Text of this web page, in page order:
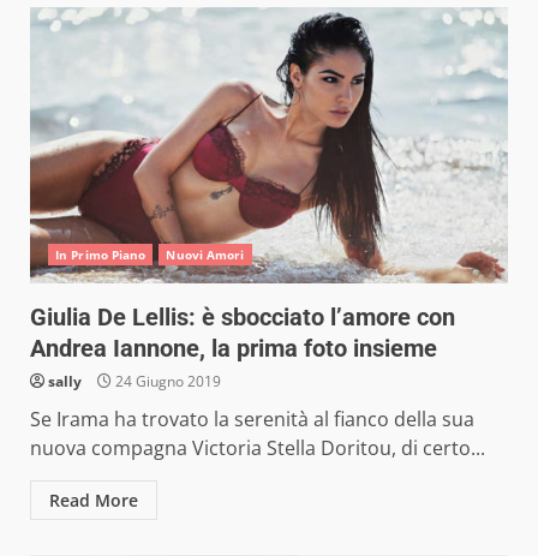
In Primo Piano Nuovi Amori
Giulia De Lellis: è sbocciato l’amore con
Andrea Iannone, la prima foto insieme
sally 24 Giugno 2019
Se Irama ha trovato la serenità al fianco della sua
nuova compagna Victoria Stella Doritou, di certo...
Read More